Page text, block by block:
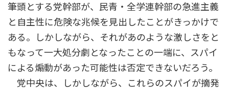
筆頭とする党幹部が、民青・全学連幹部の急進主義
と自主性に危険な兆候を見出したことがきっかけで
ある。しかしながら、それがあのような激しさをと
もなって一大処分劇となったことの一端に、スパイ
による煽動があった可能性は否定できないだろう。
党中央は、しかしながら、これらのスパイが摘発